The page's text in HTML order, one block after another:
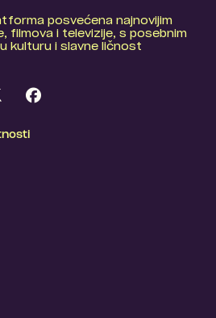
posvećena najnovijim
filmova i televizije, s posebnim
kulturu i slavne ličnost